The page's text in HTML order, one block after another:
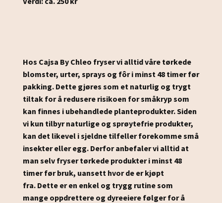
Hos Cajsa By Chleo fryser vi alltid våre tørkede
blomster, urter, sprays og fôr i minst 48 timer før
pakking. Dette gjøres som et naturlig og trygt
tiltak for å redusere risikoen for småkryp som
kan finnes i ubehandlede planteprodukter.Siden
vi kun tilbyr naturlige og sprøytefrie produkter,
kan det likevel i sjeldne tilfeller forekomme små
insekter eller egg. Derfor anbefaler vi alltid at
man selv fryser tørkede produkter i minst 48
timer før bruk, uansett hvor de er kjøpt
fra. Dette er en enkel og trygg rutine som
mange oppdrettere og dyreeiere følger for å